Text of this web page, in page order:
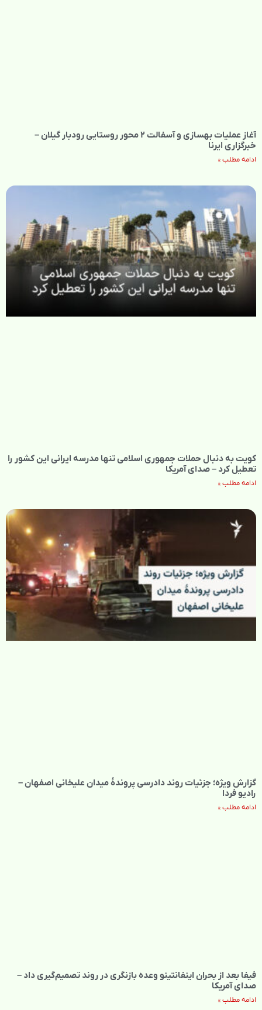
آغاز عملیات بهسازی و آسفالت ۲ محور روستایی رودبار گیلان –
خبرگزاری ایرنا
ادامه مطلب »
کویت به دنبال حملات جمهوری اسلامی تنها مدرسه ایرانی این کشور را
تعطیل کرد – صدای آمریکا
ادامه مطلب »
گزارش ویژه؛ جزئیات روند دادرسی پروندهٔ میدان علیخانی اصفهان –
رادیو فردا
ادامه مطلب »
فیفا بعد از بحران اینفانتینو وعده بازنگری در روند تصمیم‌گیری داد –
صدای آمریکا
ادامه مطلب »